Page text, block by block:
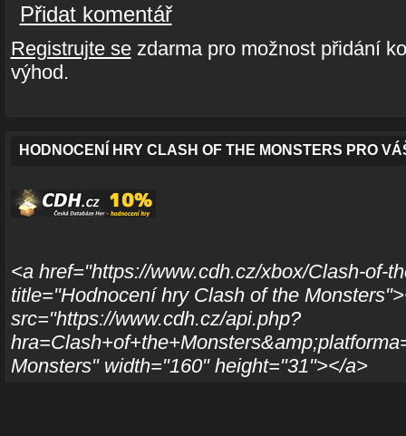
Přidat komentář
Registrujte sezdarma pro možnost přidání
výhod.
HODNOCENÍ HRY CLASH OF THE MONSTERS PRO
<a href="https://www.cdh.cz/xbox/Clash-of-
title="Hodnocení hry Clash of the
src="https://www.cdh.cz/api.php?
Monsters" width="160" height="31"></a>